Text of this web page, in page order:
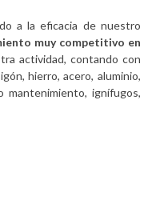
a la eficacia de nuestro
muy competitivo en
actividad, contando con
hierro, acero, aluminio,
mantenimiento, ignífugos,